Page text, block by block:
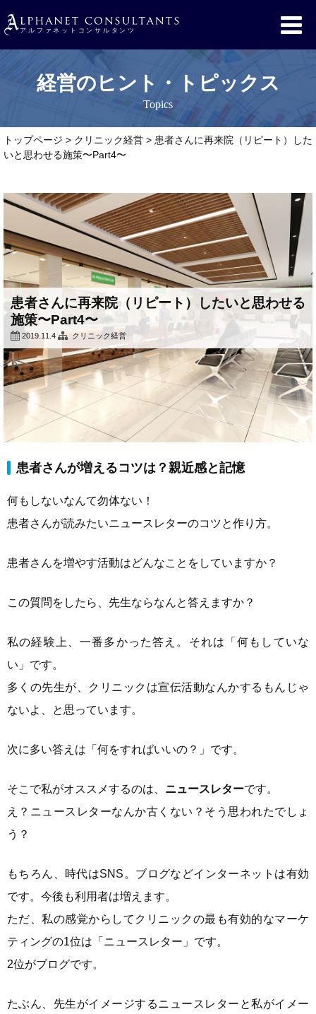
経営のヒント・トピックス
Topics
トップページ > クリニック経営 > 患者さんに再来院（リピート）した
いと思わせる施策〜Part4〜
患者さんに再来院（リピート）したいと思わせる
施策〜Part4〜
2019.11.4 クリニック経営
患者さんが増えるコツは？親近感と記憶
何もしないなんて勿体ない！
患者さんが読みたいニュースレターのコツと作り方。
患者さんを増やす活動はどんなことをしていますか？
この質問をしたら、先生ならなんと答えますか？
私の経験上、一番多かった答え。それは「何もしていな
い」です。
多くの先生が、クリニックは宣伝活動なんかするもんじゃ
ないよ、と思っています。
次に多い答えは「何をすればいいの？」です。
そこで私がオススメするのは、 ニュースレターです。
え？ニュースレターなんか古くない？そう思われたでしょ
う？
もちろん、時代はSNS。ブログなどインターネットは有効
です。今後も利用者は増えます。
ただ、私の感覚からしてクリニックの最も有効的なマーケ
ティングの1位は「ニュースレター」です。
2位がブログです。
たぶん、先生がイメージするニュースレターと私がイメー